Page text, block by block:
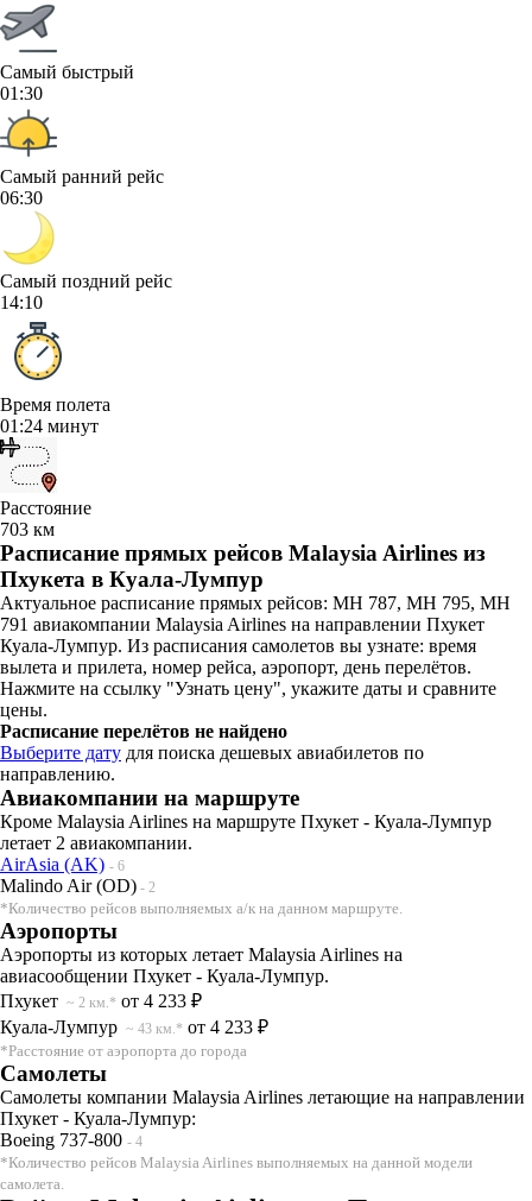
Самый быстрый
01:30
Самый ранний рейс
06:30
Самый поздний рейс
14:10
Время полета
01:24 минут
Расстояние
703 км
Расписание прямых рейсов Malaysia Airlines из
Пхукета в Куала-Лумпур
Актуальное расписание прямых рейсов: MH 787, MH 795, MH
791 авиакомпании Malaysia Airlines на направлении Пхукет
Куала-Лумпур. Из расписания самолетов вы узнате: время
вылета и прилета, номер рейса, аэропорт, день перелётов.
Нажмите на ссылку "Узнать цену", укажите даты и сравните
цены.
Расписание перелётов не найдено
Выберите дату для поиска дешевых авиабилетов по
направлению.
Авиакомпании на маршруте
Кроме Malaysia Airlines на маршруте Пхукет - Куала-Лумпур
летает 2 авиакомпании.
AirAsia (AK) - 6
Malindo Air (OD) - 2
*Количество рейсов выполняемых а/к на данном маршруте.
Аэропорты
Аэропорты из которых летает Malaysia Airlines на
авиасообщении Пхукет - Куала-Лумпур.
Пхукет ~ 2 км.* от 4 233 ₽
Куала-Лумпур ~ 43 км.* от 4 233 ₽
*Расстояние от аэропорта до города
Самолеты
Самолеты компании Malaysia Airlines летающие на направлении
Пхукет - Куала-Лумпур:
Boeing 737-800 - 4
*Количество рейсов Malaysia Airlines выполняемых на данной модели
самолета.